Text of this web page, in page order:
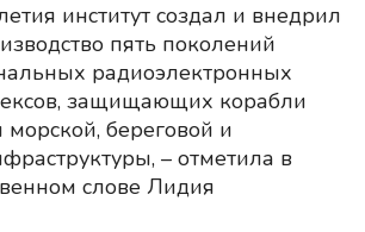
институт создал и внедрил
пять поколений
радиоэлектронных
защищающих корабли
береговой и
– отметила в
слове Лидия